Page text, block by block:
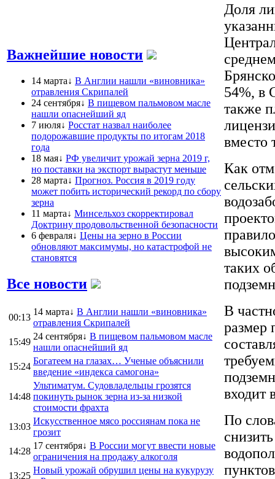
Важнейшие новости
14 марта↓ В Англии нашли «виновника»
отравления Скрипалей
24 сентября↓ В пищевом пальмовом масле
нашли опаснейший яд
7 июля↓ Росстат назвал наиболее
подорожавшие продукты по итогам 2018
года
18 мая↓ РФ увеличит урожай зерна 2019 г,
но поставки на экспорт вырастут меньше
28 марта↓ Прогноз. Россия в 2019 году
может побить исторический рекорд по сбору
зерна
11 марта↓ Минсельхоз скорректировал
Доктрину продовольственной безопасности
6 февраля↓ Цены на зерно в России
обновляют максимумы, но катастрофой не
становятся
Все новости
00:13
14 марта↓ В Англии нашли «виновника»
отравления Скрипалей
15:49
24 сентября↓ В пищевом пальмовом масле
нашли опаснейший яд
15:24
Богатеем на глазах… Ученые объяснили
введение «индекса самогона»
14:48
Ультиматум. Судовладельцы грозятся
покинуть рынок зерна из-за низкой
стоимости фрахта
13:03
Искусственное мясо россиянам пока не
грозит
14:28
17 сентября↓ В России могут ввести новые
ограничения на продажу алкоголя
13:25
Новый урожай обрушил цены на кукурузу
Доля
54%, в
также
вместо
Как
таких
В
размер
входит
По